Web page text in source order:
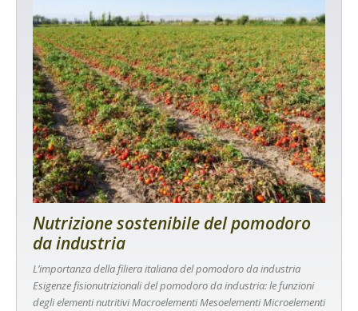
Nutrizione sostenibile del pomodoro
da industria
L’importanza della filiera italiana del pomodoro da industria
Esigenze fisionutrizionali del pomodoro da industria: le funzioni
degli elementi nutritivi Macroelementi Mesoelementi Microelementi